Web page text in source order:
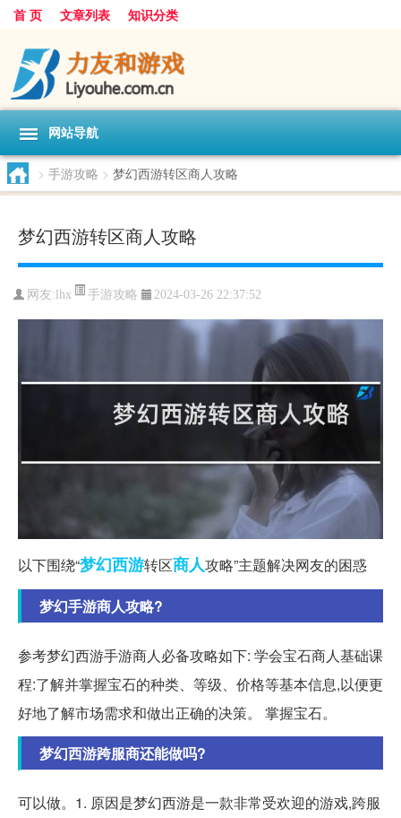
首 页 文章列表 知识分类
网站导航
> 手游攻略 > 梦幻西游转区商人攻略
梦幻西游转区商人攻略
网友: lhx 手游攻略 2024-03-26 22:37:52
以下围绕“梦幻西游转区商人攻略”主题解决网友的困惑
梦幻手游商人攻略?
参考梦幻西游手游商人必备攻略如下: 学会宝石商人基础课
程:了解并掌握宝石的种类、等级、价格等基本信息,以便更
好地了解市场需求和做出正确的决策。 掌握宝石。
梦幻西游跨服商还能做吗?
可以做。1. 原因是梦幻西游是一款非常受欢迎的游戏,跨服